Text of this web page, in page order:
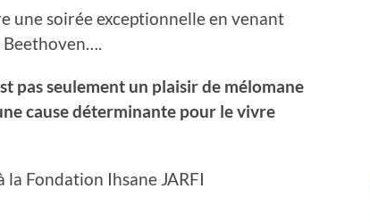
une soirée exceptionnelle en venant
pas seulement un plaisir de mélomane
cause déterminante pour le vivre
la Fondation Ihsane JARFI